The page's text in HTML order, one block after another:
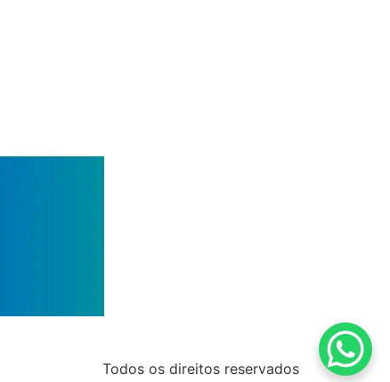
Todos os direitos reservados